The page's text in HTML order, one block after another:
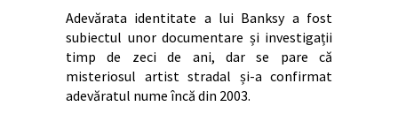
Adevărata identitate a lui Banksy a fost
subiectul unor documentare și investigații
timp de zeci de ani, dar se pare că
misteriosul artist stradal și-a confirmat
adevăratul nume încă din 2003.